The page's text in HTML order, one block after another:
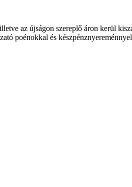
az újságon szereplő áron kerül
poénokkal és